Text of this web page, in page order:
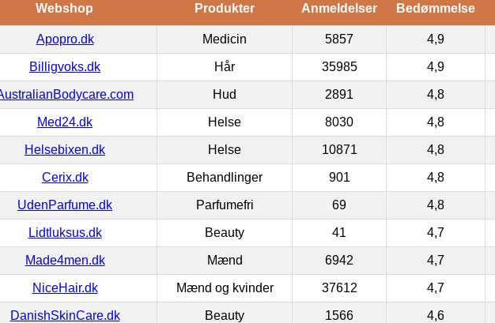
Webshop Produkter Anmeldelser Bedømmelse
Apopro.dk Medicin 5857 4,9
Billigvoks.dk Hår 35985 4,9
Hud 2891 4,8
Med24.dk Helse 8030 4,8
Helsebixen.dk Helse 10871 4,8
Cerix.dk Behandlinger 901 4,8
UdenParfume.dk Parfumefri 69 4,8
Lidtluksus.dk Beauty 41 4,7
Made4men.dk Mænd 6942 4,7
NiceHair.dk Mænd og kvinder 37612 4,7
DanishSkinCare.dk Beauty 1566 4,6